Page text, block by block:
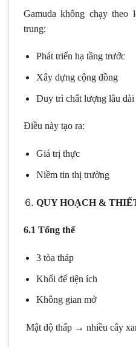
Gamuda không chạy theo
trung:
Phát triển hạ tầng trước
Xây dựng cộng đồng
Duy trì chất lượng lâu dài
Điều này tạo ra:
Giá trị thực
Niềm tin thị trường
QUY HOẠCH &
6.1 Tổng thể
3 tòa tháp
Khối đế tiện ích
Không gian mở
Mật độ thấp → nhiều cây